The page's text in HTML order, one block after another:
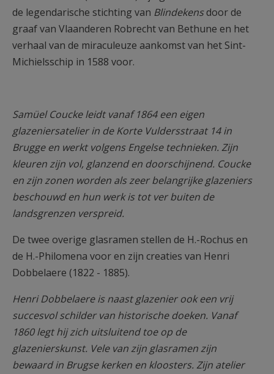
de legendarische stichting van Blindekensdoor de
graaf van Vlaanderen Robrecht van Bethune en het
verhaal van de miraculeuze aankomst van het Sint-
Michielsschip in 1588 voor.
Samüel Coucke leidt vanaf 1864 een eigen
glazeniersatelier in de Korte Vuldersstraat 14 in
Brugge en werkt volgens Engelse technieken. Zijn
kleuren zijn vol, glanzend en doorschijnend. Coucke
en zijn zonen worden als zeer belangrijke glazeniers
beschouwd en hun werk is tot ver buiten de
landsgrenzen verspreid.
De twee overige glasramen stellen de H.-Rochus en
de H.-Philomena voor en zijn creaties van Henri
Dobbelaere (1822 - 1885).
Henri Dobbelaere is naast glazenier ook een vrij
succesvol schilder van historische doeken. Vanaf
1860 legt hij zich uitsluitend toe op de
glazenierskunst. Vele van zijn glasramen zijn
bewaard in Brugse kerken en kloosters. Zijn atelier